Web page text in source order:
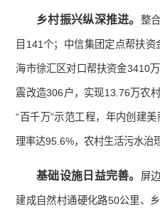
乡村振兴纵深推进。 整
目141个；中信集团定点帮扶
海市徐汇区对口帮扶资金3410
震改造306户，实现13.76万农
“百千万”示范工程，年内创建
理率达95.6%，农村生活污水治
基础设施日益完善。 屏
建成自然村通硬化路50公里、